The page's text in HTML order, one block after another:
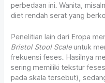
perbedaan ini. Wanita,
diet rendah serat yang
Penelitian lain dari Eropa
Bristol Stool Scaleuntuk
frekuensi feses. Hasilnya
sering memiliki tekstur
pada skala tersebut),